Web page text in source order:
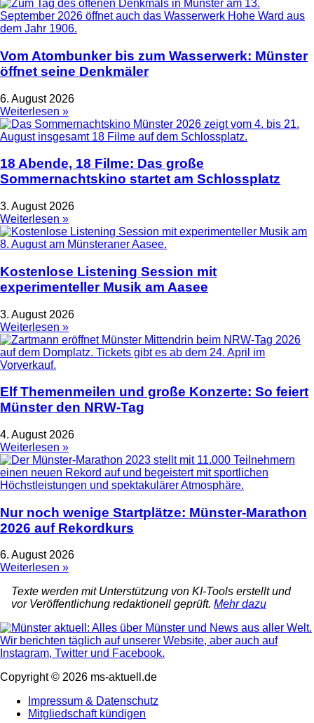
Vom Atombunker bis zum Wasserwerk: Münster
öffnet seine Denkmäler
6. August 2026
Weiterlesen »
18 Abende, 18 Filme: Das große
Sommernachtskino startet am Schlossplatz
3. August 2026
Weiterlesen »
Kostenlose Listening Session mit
experimenteller Musik am Aasee
3. August 2026
Weiterlesen »
Elf Themenmeilen und große Konzerte: So feiert
Münster den NRW-Tag
4. August 2026
Weiterlesen »
Nur noch wenige Startplätze: Münster-Marathon
2026 auf Rekordkurs
6. August 2026
Weiterlesen »
Texte werden mit Unterstützung von KI-Tools erstellt und
vor Veröffentlichung redaktionell geprüft. Mehr dazu
Copyright © 2026 ms-aktuell.de
Impressum & Datenschutz
Mitgliedschaft kündigen